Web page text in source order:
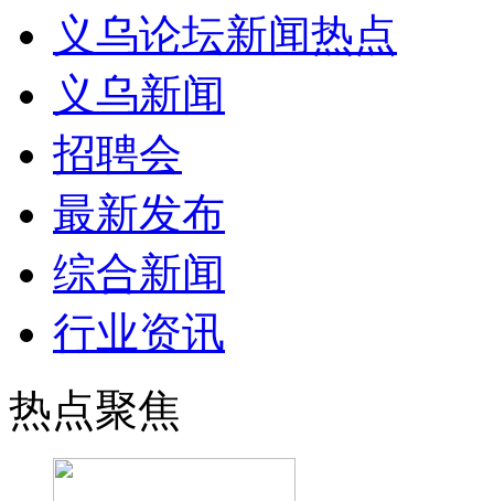
义乌论坛新闻热点
义乌新闻
招聘会
最新发布
综合新闻
行业资讯
热点聚焦